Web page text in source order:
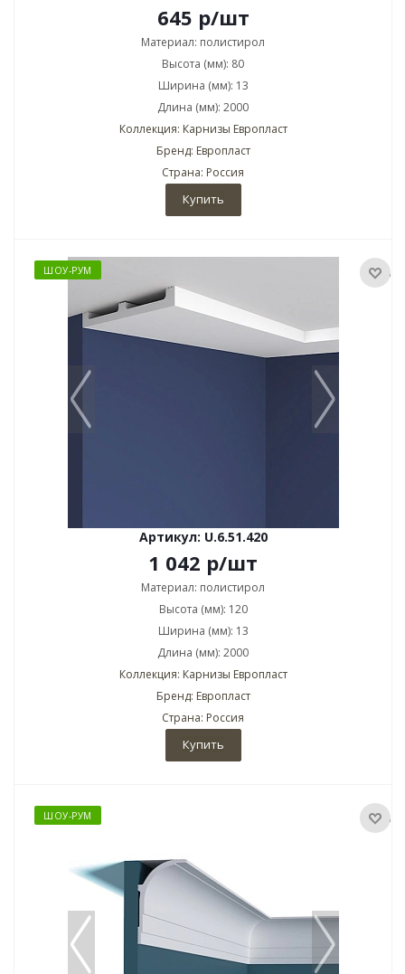
645 р/шт
Материал: полистирол
Высота (мм): 80
Ширина (мм): 13
Длина (мм): 2000
Коллекция: Карнизы Европласт
Бренд: Европласт
Страна: Россия
Купить
ШОУ-РУМ
Артикул: U.6.51.420
1 042 р/шт
Материал: полистирол
Высота (мм): 120
Ширина (мм): 13
Длина (мм): 2000
Коллекция: Карнизы Европласт
Бренд: Европласт
Страна: Россия
Купить
ШОУ-РУМ